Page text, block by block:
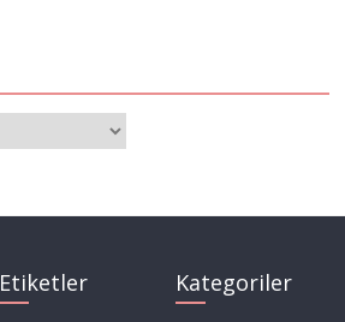
Etiketler Kategoriler